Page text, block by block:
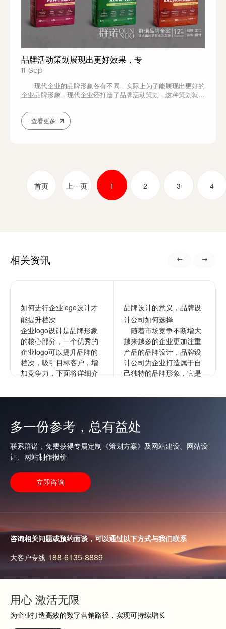
品牌活动策划展现出更好效果，专
11-Sep
现代企业的品牌形象各有不同，实际上为了能展现出更好的
企业品牌形象，现代企业还打造了品牌活动策划，这种策划就是
市场上的影响力，但是针对品牌活动策划也需要专业的技术来打
造，唯有专业的技术才能带来更好的效果，才能在实际的策划中
展现出更大的优势，因而企业想要呈现出良好...
查看更多
首页 上一页 1 2 3 4
相关资讯
如何进行企业logo设计才
能提升档次
企业logo设计是品牌形象
的核心部分，一个优秀的
企业logo可以提升品牌的
档次，吸引目标客户，增
加竞争力，下面将详细介
品牌设计的意义，品牌设
计公司如何选择
随着市场竞争不断增大
越来越多的企业更加注重
产品的品牌设计，品牌设
计公司为企业打造属于自
己独特的品牌形象，它是
查看更多
多一份参考，总有益处
联系群诺，免费获得专属定制《策划方案》及网站建设、网站设
计、网站制作报价
立即咨询
咨询相关问题或预约面谈，可以通过以下方式与我们联系
大客户专线 188-6135-8889
用心 激活无限
为企业打造高效的数字营销路径，实现可持续增长